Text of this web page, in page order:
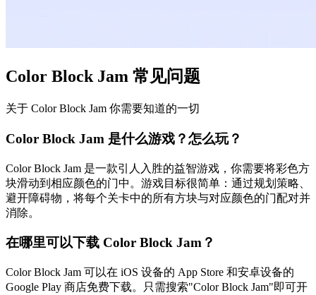
Color Block Jam 常见问题
关于 Color Block Jam 你需要知道的一切
Color Block Jam 是什么游戏？怎么玩？
Color Block Jam 是一款引人入胜的益智游戏，你需要将彩色方
块滑动到相应颜色的门中。游戏目标很简单：通过规划策略、
避开障碍物，将每个关卡中的所有方块与对应颜色的门配对并
消除。
在哪里可以下载 Color Block Jam？
Color Block Jam 可以在 iOS 设备的 App Store 和安卓设备的
Google Play 商店免费下载。只需搜索"Color Block Jam"即可开